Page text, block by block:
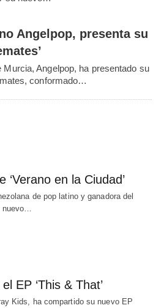
Angelpop, presenta su
Angelpop, ha presentado su
conformado…
‘Verano en la Ciudad’
de pop latino y ganadora del
EP ‘This & That’
Kids, ha compartido su nuevo EP